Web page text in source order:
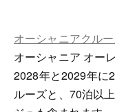
オーシャニアクル
オーシャニア オー
2028年と2029年に
ルーズと、70泊以